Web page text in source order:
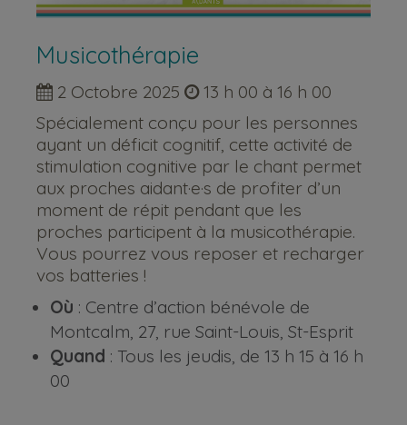
Musicothérapie
2 Octobre 2025
13 h 00 à 16 h 00
Spécialement conçu pour les personnes
ayant un déficit cognitif, cette activité de
stimulation cognitive par le chant permet
aux proches aidant·e·s de profiter d’un
moment de répit pendant que les
proches participent à la musicothérapie.
Vous pourrez vous reposer et recharger
vos batteries !
Où : Centre d’action bénévole de
Montcalm, 27, rue Saint-Louis, St-Esprit
Quand : Tous les jeudis, de 13 h 15 à 16 h
00